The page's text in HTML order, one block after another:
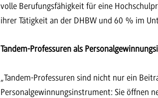
volle Berufungsfähigkeit für eine
ihrer Tätigkeit an der DHBW und 60 % im
Tandem-Professuren als
„Tandem-Professuren sind nicht nur ein
Personalgewinnungsinstrument: Sie öffnen